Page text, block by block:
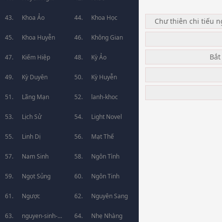
Khoa Ảo Khoa Học
Khoa Huyễn Không Gian
Kiếm Hiệp Kỳ Ảo
Kỳ Duyên Kỳ Huyễn
Lãng Mạn lanh-khoc
Lịch Sử Light Novel
Linh Dị Mạt Thế
Nam Sinh Ngôn Tình
Ngọt Sủng Ngôn Tinh
Ngược Nguyên Sang
nguyen-sinh- Nhẹ Nhàng
Chư thiên chi tiếu